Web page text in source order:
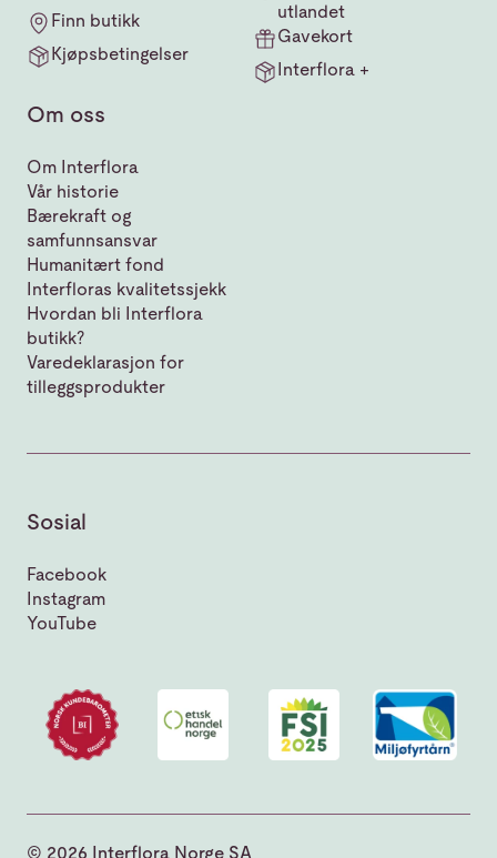
Finn butikk
Kjøpsbetingelser
utlandet
Gavekort
Interflora +
Om oss
Om Interflora
Vår historie
Bærekraft og
samfunnsansvar
Humanitært fond
Interfloras kvalitetssjekk
Hvordan bli Interflora
butikk?
Varedeklarasjon for
tilleggsprodukter
Sosial
Facebook
Instagram
YouTube
© 2026 Interflora Norge SA